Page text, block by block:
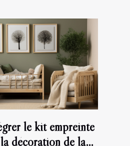
le kit empreinte
décoration de la